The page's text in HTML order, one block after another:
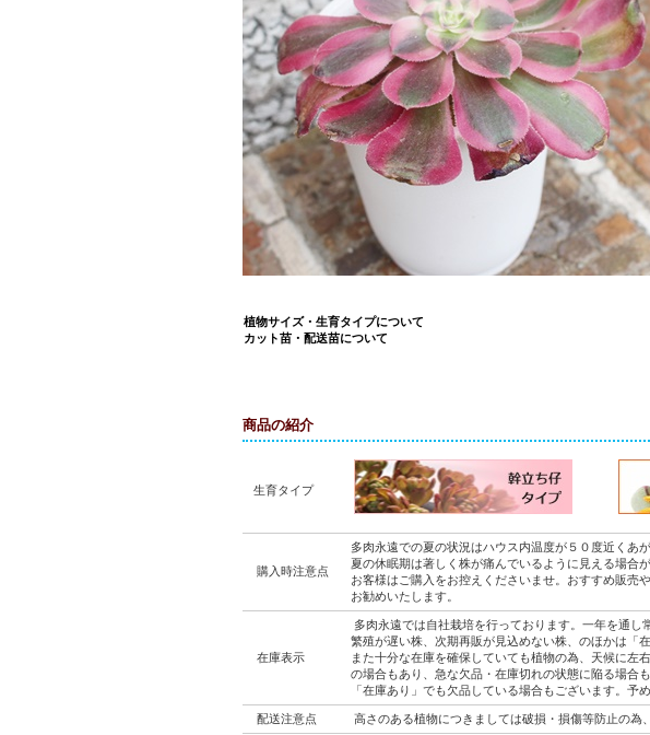
植物サイズ・生育タイプについて
カット苗・配送苗について
商品の紹介
生育タイプ
購入時注意点
多肉永遠での夏の状況はハウス内温度が５０度近くあ
夏の休眠期は著しく株が痛んでいるように見える場合
お客様はご購入をお控えくださいませ。おすすめ販売
お勧めいたします。
在庫表示
多肉永遠では自社栽培を行っております。一年を通し
繁殖が遅い株、次期再販が見込めない株、のほかは「
また十分な在庫を確保していても植物の為、天候に左
の場合もあり、急な欠品・在庫切れの状態に陥る場合も
「在庫あり」でも欠品している場合もございます。予
配送注意点 高さのある植物につきましては破損・損傷等防止の為